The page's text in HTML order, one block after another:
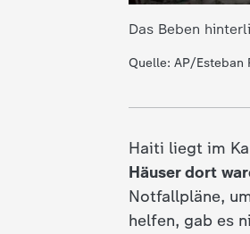
Das Beben
Quelle: AP/Esteban
Haiti liegt im
Häuser dort
Notfallpläne,
helfen, gab es